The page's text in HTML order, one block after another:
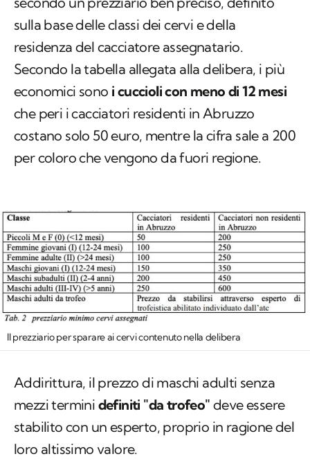
sulla base delle classi dei cervi e della
residenza del cacciatore assegnatario.
Secondo la tabella allegata alla delibera, i più
economici sono i cuccioli con meno di 12 mesi
che peri i cacciatori residenti in Abruzzo
costano solo 50 euro, mentre la cifra sale a 200
per coloro che vengono da fuori regione.
Il prezziario per sparare ai cervi contenuto nella delibera
Addirittura, il prezzo di maschi adulti senza
mezzi termini definiti "da trofeo" deve essere
stabilito con un esperto, proprio in ragione del
loro altissimo valore.